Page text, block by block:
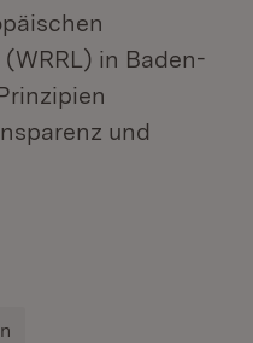
in Baden-
und